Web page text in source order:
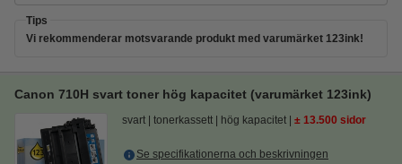
Tips
Vi rekommenderar motsvarande produkt med varumärket 123ink!
Canon 710H svart toner hög kapacitet (varumärket 123ink)
svart tonerkassett hög kapacitet ± 13.500 sidor
Se specifikationerna och beskrivningen